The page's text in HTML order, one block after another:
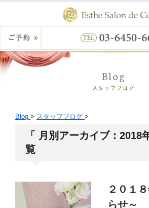
Blog
スタッフブログ
Blog > スタッフブログ >
「 月別アーカイブ：2018
覧
２０１
らせ～